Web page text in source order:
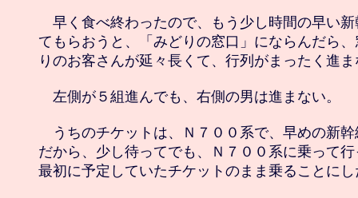
早く食べ終わったので、もう少し時間の早い
てもらおうと、「みどりの窓口」にならんだら
りのお客さんが延々長くて、行列がまったく進
左側が５組進んでも、右側の男は進まない。
うちのチケットは、Ｎ７００系で、早めの新
だから、少し待ってでも、Ｎ７００系に乗って
最初に予定していたチケットのまま乗ることにし